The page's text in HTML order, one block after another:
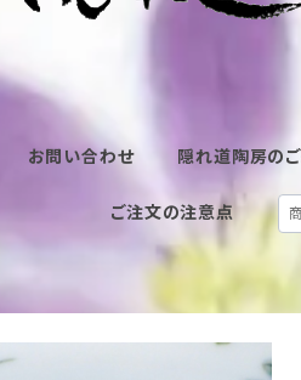
お問い合わせ 隠れ道陶房の
ご注文の注意点